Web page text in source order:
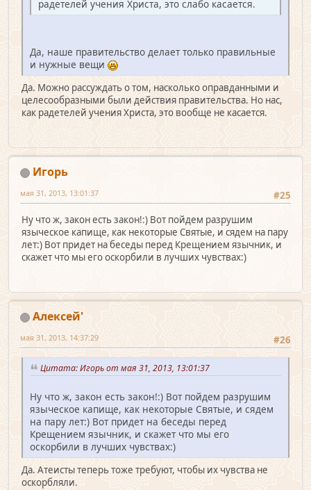
радетелей учения Христа, это слабо касается.
Да, наше правительство делает только правильные
и нужные вещи
Да. Можно рассуждать о том, насколько оправданными и
целесообразными были действия правительства. Но нас,
как радетелей учения Христа, это вообще не касается.
Игорь
#25
мая 31, 2013, 13:01:37
Ну что ж, закон есть закон!:) Вот пойдем разрушим
языческое капище, как некоторые Святые, и сядем на пару
лет:) Вот придет на беседы перед Крещением язычник, и
скажет что мы его оскорбили в лучших чувствах:)
Алексей'
#26
мая 31, 2013, 14:37:29
Цитата: Игорь от мая 31, 2013, 13:01:37
Ну что ж, закон есть закон!:) Вот пойдем разрушим
языческое капище, как некоторые Святые, и сядем
на пару лет:) Вот придет на беседы перед
Крещением язычник, и скажет что мы его
оскорбили в лучших чувствах:)
Да. Атеисты теперь тоже требуют, чтобы их чувства не
оскорбляли.